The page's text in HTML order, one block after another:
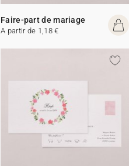
Faire-part de mariage
A partir de 1,18 €